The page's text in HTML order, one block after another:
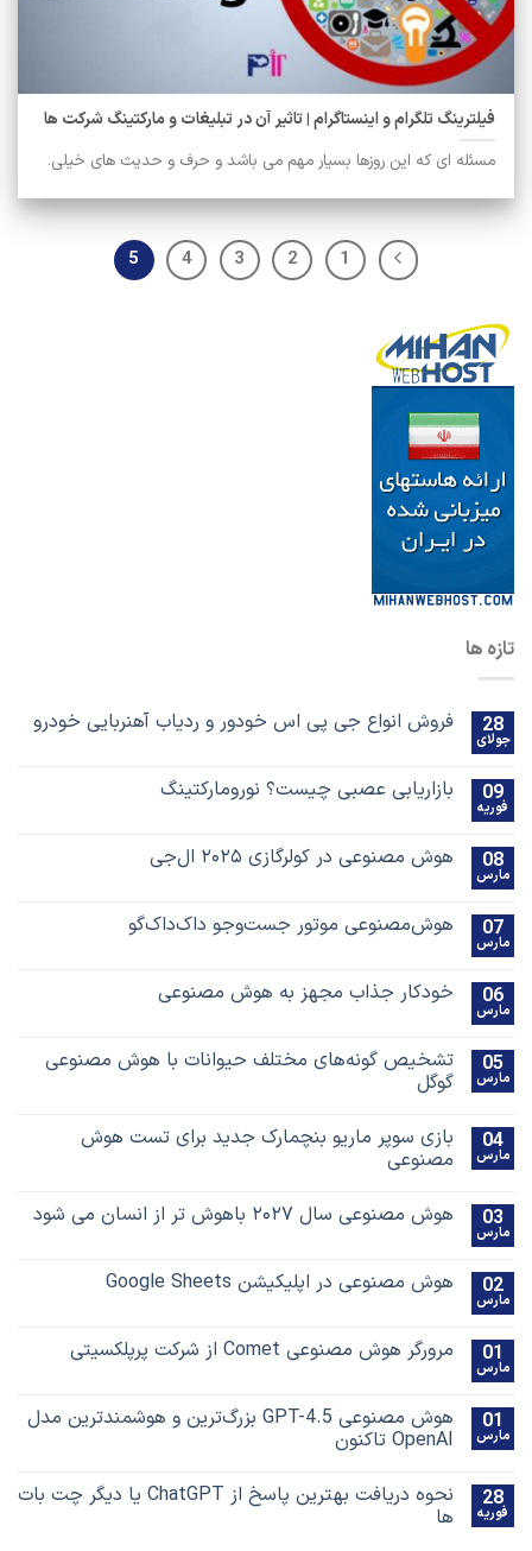
تازه ها
28
جولای
فروش انواع جی پی اس خودور و ردیاب آهنربایی خودرو
09
فوریه
بازاریابی عصبی چیست؟ نورومارکتینگ
08
مارس
هوش مصنوعی در کولرگازی ۲۰۲۵ ال‌جی
07
مارس
هوش‌مصنوعی موتور جست‌و‌جو داک‌داک‌گو
06
مارس
خودکار جذاب مجهز به هوش مصنوعی
05
مارس
تشخیص گونه‌های مختلف حیوانات با هوش مصنوعی
گوگل
04
مارس
بازی سوپر ماریو بنچمارک جدید برای تست هوش
مصنوعی
03
مارس
هوش مصنوعی سال ۲۰۲۷ باهوش تر از انسان می شود
02
مارس
هوش مصنوعی در اپلیکیشن Google Sheets
01
مارس
مرورگر هوش مصنوعی Comet از شرکت پرپلکسیتی
01
مارس
هوش مصنوعی GPT-4.5 بزرگ‌ترین و هوشمندترین مدل
OpenAI تاکنون
28
فوریه
نحوه دریافت بهترین پاسخ‌ از ChatGPT یا دیگر چت بات
ها
فیلترینگ تلگرام و اینستاگرام | تاثیر آن در تبلیغات و مارکتینگ شرکت ها
مسئله ای که این روزها بسیار مهم می باشد و حرف و حدیث های خیلی.
1
2
3
4
5